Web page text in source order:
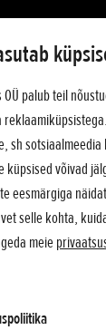
OÜ palub teil
sh
küpsised võivad
eesmärgiga
selle kohta,
meie
opens in a
TEENINDUSE